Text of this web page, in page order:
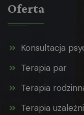
Oferta
Konsultacja
Terapia par
Terapia
Terapia